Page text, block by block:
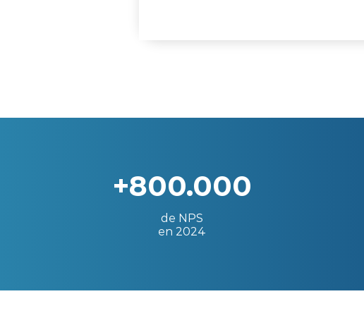
+800.000
de NPS
en 2024